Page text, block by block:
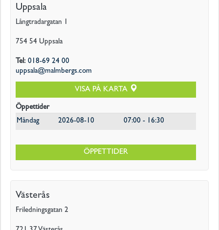
Uppsala
Långtradargatan 1
754 54 Uppsala
Tel: 018-69 24 00
uppsala@malmbergs.com
VISA PÅ KARTA
Öppettider
Måndag
2026-08-10 07:00 - 16:30
ÖPPETTIDER
Västerås
Friledningsgatan 2